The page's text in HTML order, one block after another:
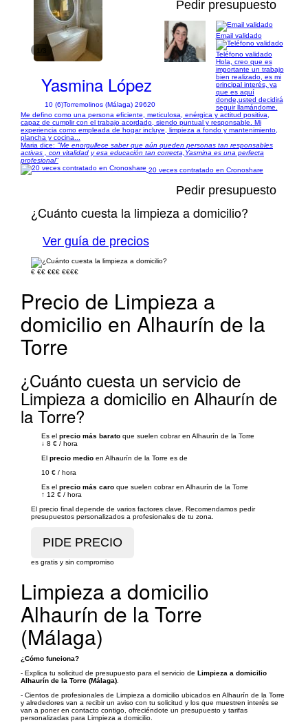
1/3
Pedir presupuesto
Yasmina López
10 (6)Torremolinos (Málaga) 29620
Email validado
Teléfono validado
Hola, creo que es
importante un trabajo
bien realizado, es mi
principal interés, ya
que es aquí
donde,usted decidirá
seguir llamándome.
Me defino como una persona eficiente, meticulosa, enérgica y actitud positiva,
capaz de cumplir con el trabajo acordado, siendo puntual y responsable. Mi
experiencia como empleada de hogar incluye, limpieza a fondo y mantenimiento,
plancha y cocina...
Maria dice: "Me enorgullece saber que aún queden personas tan responsables
activas , con vitalidad y esa educación tan correcta,Yasmina es una perfecta
profesional"
20 veces contratado en Cronoshare
Pedir presupuesto
¿Cuánto cuesta la limpieza a domicilio?
Ver guía de precios
€ €€ €€€ €€€€
Precio de Limpieza a
domicilio en Alhaurín de la
Torre
¿Cuánto cuesta un servicio de
Limpieza a domicilio en Alhaurín de
la Torre?
Es el precio más barato que suelen cobrar en Alhaurín de la Torre
↓ 8 € / hora
El precio medio en Alhaurín de la Torre es de
10 € / hora
Es el precio más caro que suelen cobrar en Alhaurín de la Torre
↑ 12 € / hora
El precio final depende de varios factores clave. Recomendamos pedir
presupuestos personalizados a profesionales de tu zona.
es gratis y sin compromiso
Limpieza a domicilio
Alhaurín de la Torre
(Málaga)
¿Cómo funciona?
- Explica tu solicitud de presupuesto para el servicio de Limpieza a domicilio
Alhaurín de la Torre (Málaga)
- Cientos de profesionales de Limpieza a domicilio ubicados en Alhaurín de la Torre
y alrededores van a recibir un aviso con tu solicitud y los que muestren interés se
van a poner en contacto contigo, ofreciéndote un presupuesto y tarifas
personalizadas para Limpieza a domicilio.